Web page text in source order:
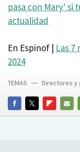
pasa con Mary' si
actualidad
En Espinof | Las
2024
FACEBOOKTWITTERFLIPBOARD
E-
TEMAS Directores y